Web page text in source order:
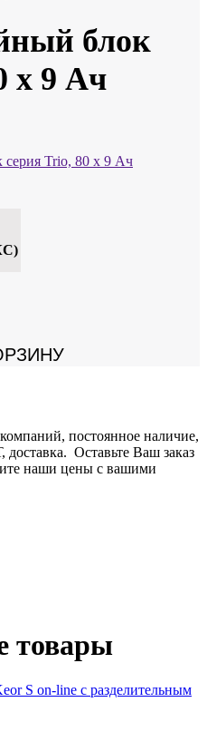
блок
x 9 Ач
постоянное наличие,
Оставьте Ваш заказ
наши цены с вашими
товары